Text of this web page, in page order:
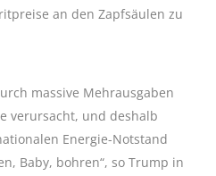
an den Zapfsäulen zu
massive Mehrausgaben
verursacht, und deshalb
Energie-Notstand
Baby, bohren“, so Trump in